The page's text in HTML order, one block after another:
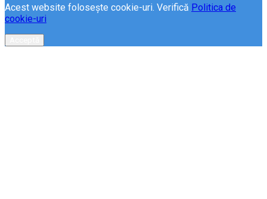
Acest website folosește cookie-uri. Verifică Politica de
cookie-uri